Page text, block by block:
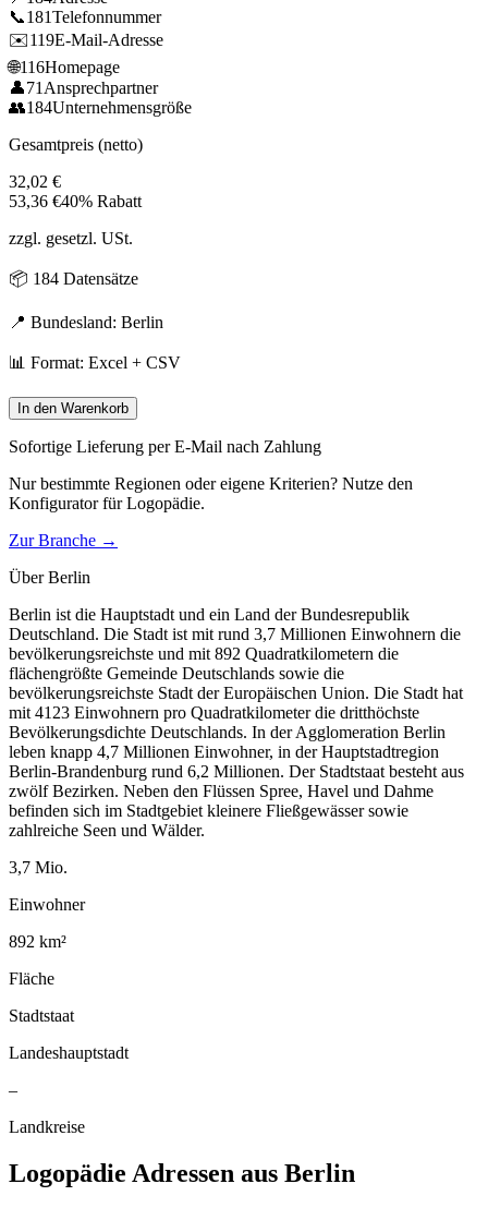
📞181Telefonnummer
✉️119E-Mail-Adresse
🌐116Homepage
👤71 Ansprechpartner
👥184Unternehmensgröße
Gesamtpreis (netto)
32,02 €
53,36 €40% Rabatt
zzgl. gesetzl. USt.
📦 184 Datensätze
📍 Bundesland: Berlin
📊 Format: Excel + CSV
In den Warenkorb
Sofortige Lieferung per E-Mail nach Zahlung
Nur bestimmte Regionen oder eigene Kriterien? Nutze den
Konfigurator fürLogopädie.
Zur Branche →
ÜberBerlin
Berlin ist die Hauptstadt und ein Land der Bundesrepublik
Deutschland. Die Stadt ist mit rund 3,7 Millionen Einwohnern die
bevölkerungsreichste und mit 892 Quadratkilometern die
flächengrößte Gemeinde Deutschlands sowie die
bevölkerungsreichste Stadt der Europäischen Union. Die Stadt hat
mit 4123 Einwohnern pro Quadratkilometer die dritthöchste
Bevölkerungsdichte Deutschlands. In der Agglomeration Berlin
leben knapp 4,7 Millionen Einwohner, in der Hauptstadtregion
Berlin-Brandenburg rund 6,2 Millionen. Der Stadtstaat besteht aus
zwölf Bezirken. Neben den Flüssen Spree, Havel und Dahme
befinden sich im Stadtgebiet kleinere Fließgewässer sowie
zahlreiche Seen und Wälder.
3,7 Mio.
Einwohner
892 km²
Fläche
Stadtstaat
Landeshauptstadt
–
Landkreise
Logopädie Adressen aus Berlin